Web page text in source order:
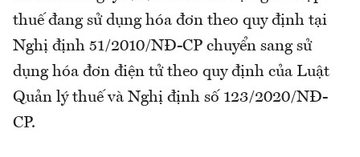
thuế đang sử dụng hóa đơn theo quy định tại
Nghị định 51/2010/NĐ-CP chuyển sang sử
dụng hóa đơn điện tử theo quy định của Luật
Quản lý thuế và Nghị định số 123/2020/NĐ-
CP.